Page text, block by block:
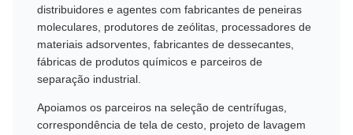
distribuidores e agentes com fabricantes de peneiras
moleculares, produtores de zeólitas, processadores de
materiais adsorventes, fabricantes de dessecantes,
fábricas de produtos químicos e parceiros de
separação industrial.
Apoiamos os parceiros na seleção de centrífugas,
correspondência de tela de cesto, projeto de lavagem